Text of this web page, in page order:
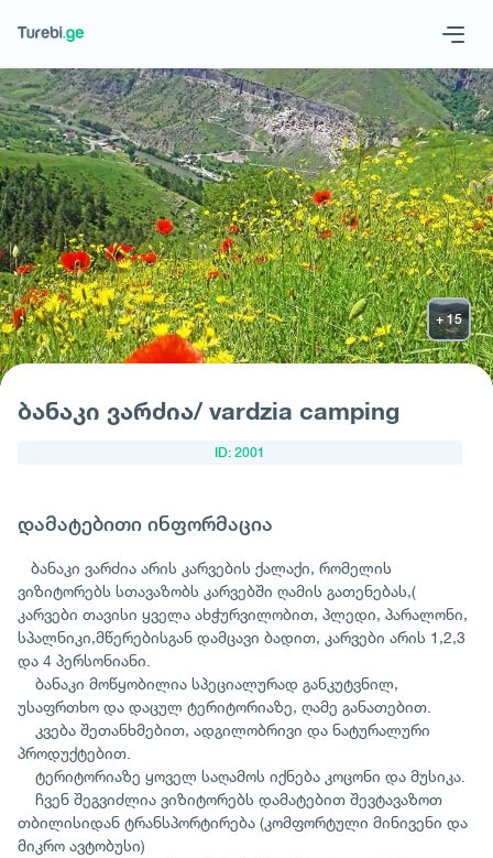
Geo Eng
მოითხოვე სასტუმრო
ბანაკი ვარძია/ vardzia camping
ID: 2001
დამატებითი ინფორმაცია
ბანაკი ვარძია არის კარვების ქალაქი, რომელის
ვიზიტორებს სთავაზობს კარვებში ღამის გათენებას,(
კარვები თავისი ყველა ახჭურვილობით, პლედი, პარალონი,
სპალნიკი,მწერებისგან დამცავი ბადით, კარვები არის 1,2,3
და 4 პერსონიანი.
ბანაკი მოწყობილია სპეციალურად განკუტვნილ,
უსაფრთხო და დაცულ ტერიტორიაზე, ღამე განათებით.
კვება შეთანხმებით, ადგილობრივი და ნატურალური
პროდუქტებით.
ტერიტორიაზე ყოველ საღამოს იქნება კოცონი და მუსიკა.
ჩვენ შეგვიძლია ვიზიტორებს დამატებით შევტავაზოთ
თბილისიდან ტრანსპორტირება (კომფორტული მინივენი და
მიკრო ავტობუსი)